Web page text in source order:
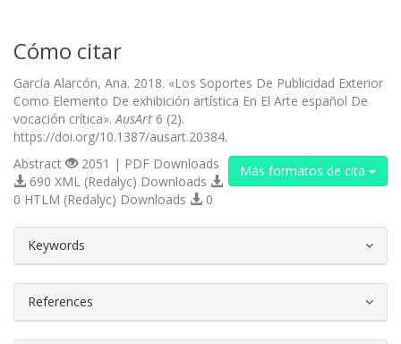
Cómo citar
García Alarcón, Ana. 2018. «Los Soportes De Publicidad Exterior
Como Elemento De exhibición artística En El Arte español De
vocación crítica». AusArt 6 (2).
https://doi.org/10.1387/ausart.20384.
Más formatos de cita
Abstract
2051 | PDF Downloads
690 XML (Redalyc) Downloads
0 HTLM (Redalyc) Downloads
0
Keywords
References